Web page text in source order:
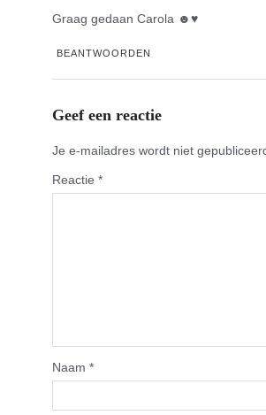
Graag gedaan Carola ☻♥
BEANTWOORDEN
Geef een reactie
Je e-mailadres wordt niet
Reactie *
Naam *